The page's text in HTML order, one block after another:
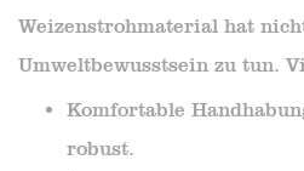
Weizenstrohmaterial hat
Umweltbewusstsein zu tun.
Komfortable
robust.